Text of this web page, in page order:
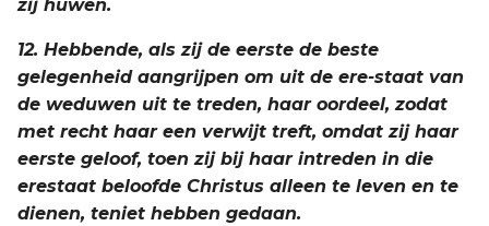
zij huwen.
12. Hebbende, als zij de eerste de beste
gelegenheid aangrijpen om uit de ere-staat van
de weduwen uit te treden, haar oordeel, zodat
met recht haar een verwijt treft, omdat zij haar
eerste geloof, toen zij bij haar intreden in die
erestaat beloofde Christus alleen te leven en te
dienen, teniet hebben gedaan.